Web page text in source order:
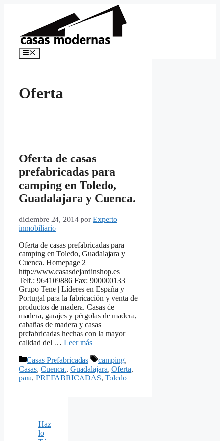
Menú
Oferta
Oferta de casas
prefabricadas para
camping en Toledo,
Guadalajara y Cuenca.
diciembre 24, 2014 porExperto
inmobiliario
Oferta de casas prefabricadas para
camping en Toledo, Guadalajara y
Cuenca. Homepage 2
http://www.casasdejardinshop.es
Telf.: 964109886 Fax: 900000133
Grupo Tene | Líderes en España y
Portugal para la fabricación y venta de
productos de madera. Casas de
madera, garajes y pérgolas de madera,
cabañas de madera y casas
prefabricadas hechas con la mayor
calidad del … Leer más
Categorías
Casas Prefabricadas Etiquetas
camping,
Casas, Cuenca., Guadalajara, Oferta,
para, PREFABRICADAS, Toledo
Haz
lo